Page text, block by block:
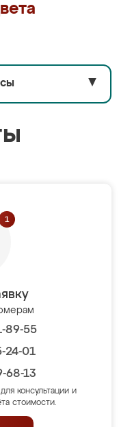
▼
89-55
24-01
68-13
консультации и
стоимости.